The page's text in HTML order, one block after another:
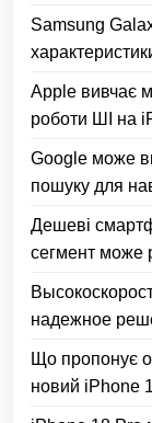
Samsung
Apple вивчає
роботи ШІ на
Google може
пошуку для
Дешеві
сегмент може
надежное
Що пропонує
новий iPhone